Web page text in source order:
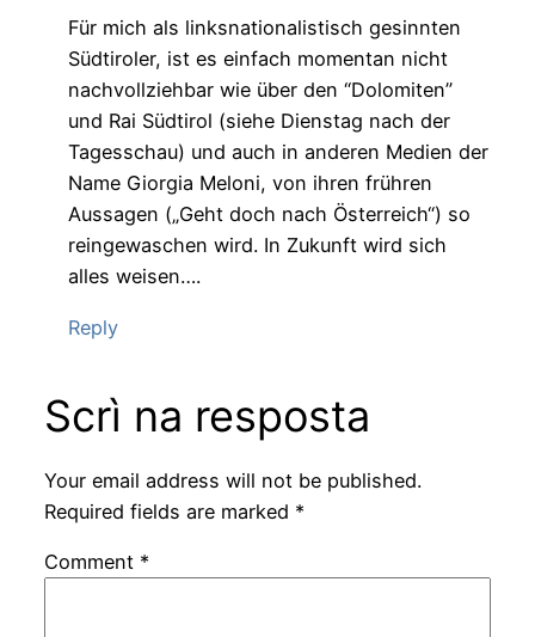
Für mich als linksnationalistisch gesinnten
Südtiroler, ist es einfach momentan nicht
nachvollziehbar wie über den “Dolomiten”
und Rai Südtirol (siehe Dienstag nach der
Tagesschau) und auch in anderen Medien der
Name Giorgia Meloni, von ihren frühren
Aussagen („Geht doch nach Österreich“) so
reingewaschen wird. In Zukunft wird sich
alles weisen….
Reply
Scrì na resposta
Your email address will not be published.
Required fields are marked *
Comment *